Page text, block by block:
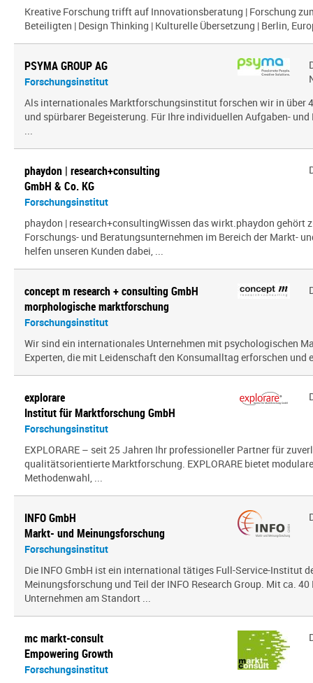
Kreative Forschung trifft auf Innovationsberatung | Forschung
Beteiligten | Design Thinking | Kulturelle Übersetzung | Berlin,
PSYMA GROUP AG
Forschungsinstitut
Als internationales Marktforschungsinstitut forschen wir in über
und spürbarer Begeisterung. Für Ihre individuellen Aufgaben-
...
phaydon | research+consulting
GmbH & Co. KG
Forschungsinstitut
phaydon | research+consultingWissen das wirkt.phaydon gehört
Forschungs- und Beratungsunternehmen im Bereich der Markt-
helfen unseren Kunden dabei, ...
concept m research + consulting GmbH
morphologische marktforschung
Forschungsinstitut
Wir sind ein inter­na­tio­nales Unternehmen mit psy­cho­lo­gi­schen
Experten, die mit Leidenschaft den Konsumalltag erfor­schen und
explorare
Institut für Marktforschung GmbH
Forschungsinstitut
EXPLORARE – seit 25 Jahren Ihr professioneller Partner für
qualitätsorientierte Marktforschung. EXPLORARE bietet
Methodenwahl, ...
INFO GmbH
Markt- und Meinungsforschung
Forschungsinstitut
Die INFO GmbH ist ein international tätiges Full-Service-Institut
Meinungsforschung und Teil der INFO Research Group. Mit ca.
Unternehmen am Standort ...
mc markt-consult
Empowering Growth
Forschungsinstitut